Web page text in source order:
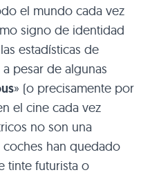
el mundo cada vez
signo de identidad
estadísticas de
pesar de algunas
» (o precisamente por
el cine cada vez
no son una
han quedado
tinte futurista o